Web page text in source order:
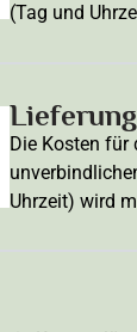
(Tag und
Lieferung
Die Kosten für
Uhrzeit) wird